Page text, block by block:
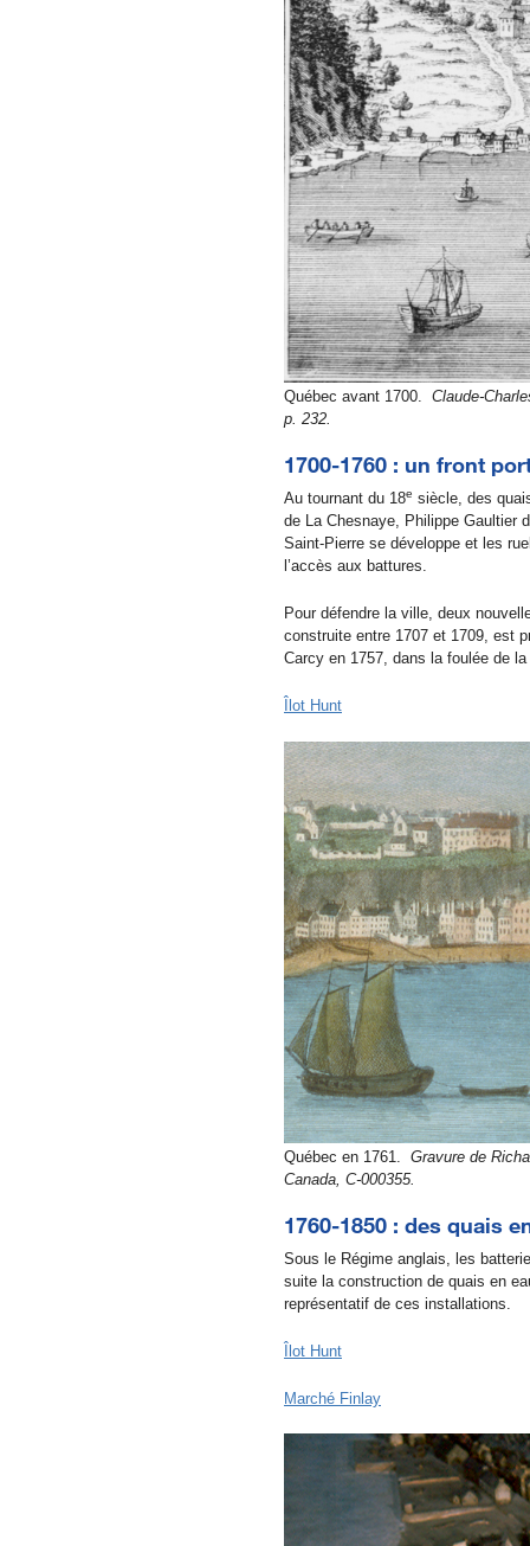
Québec avant 1700. Claude-
p. 232.
1700-1760 : un front
Au tournant du 18e siècle, des
de La Chesnaye, Philippe Gaultier
Saint-Pierre se développe et les
l’accès aux battures.
Pour défendre la ville, deux
construite entre 1707 et 1709, est
Carcy en 1757, dans la foulée de
Îlot Hunt
Québec en 1761.
Gravure de
Canada, C-000355.
1760-1850 : des quais
Sous le Régime anglais, les
suite la construction de quais en
représentatif de ces installations.
Îlot Hunt
Marché Finlay